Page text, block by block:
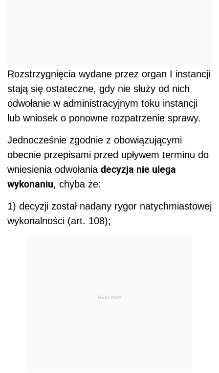
Rozstrzygnięcia wydane przez organ I instancji
stają się ostateczne, gdy nie służy od nich
odwołanie w administracyjnym toku instancji
lub wniosek o ponowne rozpatrzenie sprawy.
Jednocześnie zgodnie z obowiązującymi
obecnie przepisami przed upływem terminu do
wniesienia odwołania decyzja nie ulega
wykonaniu, chyba że:
1) decyzji został nadany rygor natychmiastowej
wykonalności (art. 108);
REKLAMA